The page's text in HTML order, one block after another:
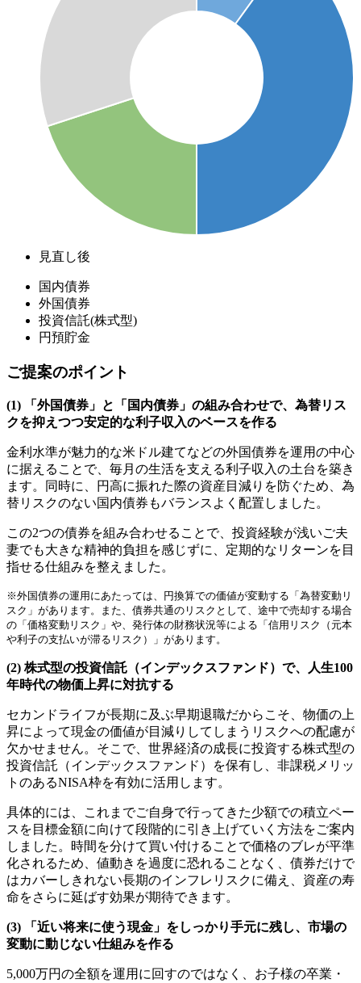
見直し後
国内債券
外国債券
投資信託(株式型)
円預貯金
ご提案のポイント
(1) 「外国債券」と「国内債券」の組み合わせで、為替リス
クを抑えつつ安定的な利子収入のベースを作る
金利水準が魅力的な米ドル建てなどの外国債券を運用の中心
に据えることで、毎月の生活を支える利子収入の土台を築き
ます。同時に、円高に振れた際の資産目減りを防ぐため、為
替リスクのない国内債券もバランスよく配置しました。
この2つの債券を組み合わせることで、投資経験が浅いご夫
妻でも大きな精神的負担を感じずに、定期的なリターンを目
指せる仕組みを整えました。
※外国債券の運用にあたっては、円換算での価値が変動する「為替変動リ
スク」があります。また、債券共通のリスクとして、途中で売却する場合
の「価格変動リスク」や、発行体の財務状況等による「信用リスク（元本
や利子の支払いが滞るリスク）」があります。
(2) 株式型の投資信託（インデックスファンド）で、人生100
年時代の物価上昇に対抗する
セカンドライフが長期に及ぶ早期退職だからこそ、物価の上
昇によって現金の価値が目減りしてしまうリスクへの配慮が
欠かせません。そこで、世界経済の成長に投資する株式型の
投資信託（インデックスファンド）を保有し、非課税メリッ
トのあるNISA枠を有効に活用します。
具体的には、これまでご自身で行ってきた少額での積立ペー
スを目標金額に向けて段階的に引き上げていく方法をご案内
しました。時間を分けて買い付けることで価格のブレが平準
化されるため、値動きを過度に恐れることなく、債券だけで
はカバーしきれない長期のインフレリスクに備え、資産の寿
命をさらに延ばす効果が期待できます。
(3) 「近い将来に使う現金」をしっかり手元に残し、市場の
変動に動じない仕組みを作る
5,000万円の全額を運用に回すのではなく、お子様の卒業・